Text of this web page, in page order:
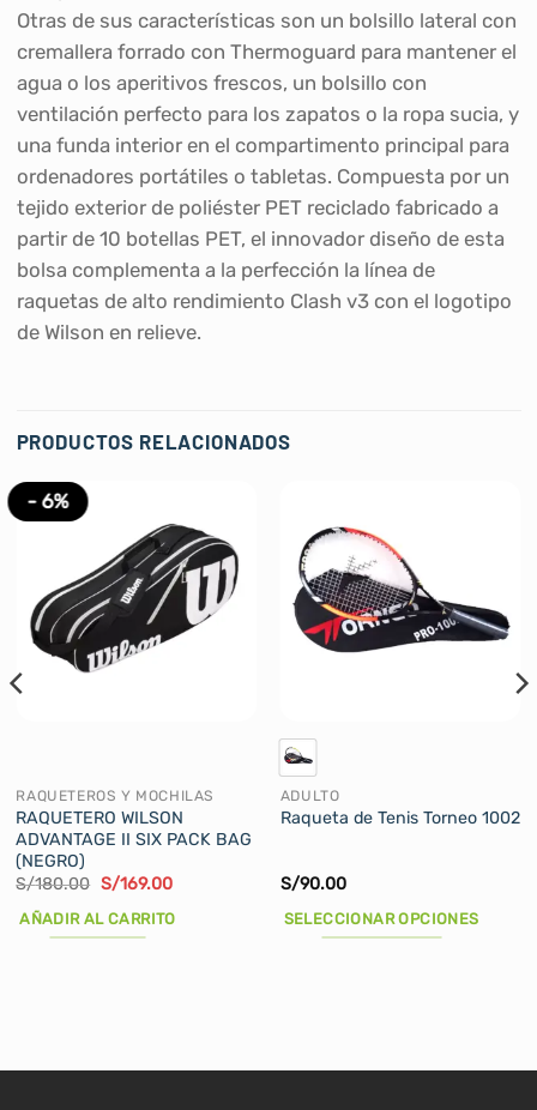
Otras de sus características son un bolsillo lateral con
cremallera forrado con Thermoguard para mantener el
agua o los aperitivos frescos, un bolsillo con
ventilación perfecto para los zapatos o la ropa sucia, y
una funda interior en el compartimento principal para
ordenadores portátiles o tabletas. Compuesta por un
tejido exterior de poliéster PET reciclado fabricado a
partir de 10 botellas PET, el innovador diseño de esta
bolsa complementa a la perfección la línea de
raquetas de alto rendimiento Clash v3 con el logotipo
de Wilson en relieve.
PRODUCTOS RELACIONADOS
- 6%
RAQUETEROS Y MOCHILAS
RAQUETERO WILSON
ADVANTAGE II SIX PACK BAG
(NEGRO)
S/180.00 El
original
era:
S/169.00El
actual
AÑADIR AL CARRITO
ADULTO
Raqueta de Tenis Torneo 1002
S/90.00
SELECCIONAR OPCIONES